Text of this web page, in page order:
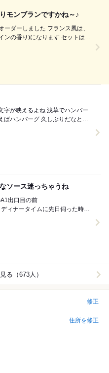
モンブランですかね～♪
した フランス風は、
)になります セットは、
ソース迷っちゃうね
る（673人）
修正
住所を修正